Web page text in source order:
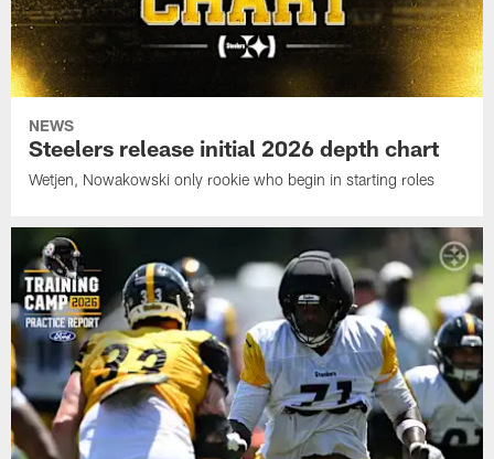
NEWS
Steelers release initial 2026 depth chart
Wetjen, Nowakowski only rookie who begin in starting roles